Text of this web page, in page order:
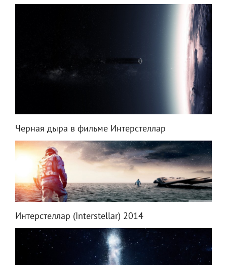
Черная дыра в фильме Интерстеллар
Интерстеллар (Interstellar) 2014